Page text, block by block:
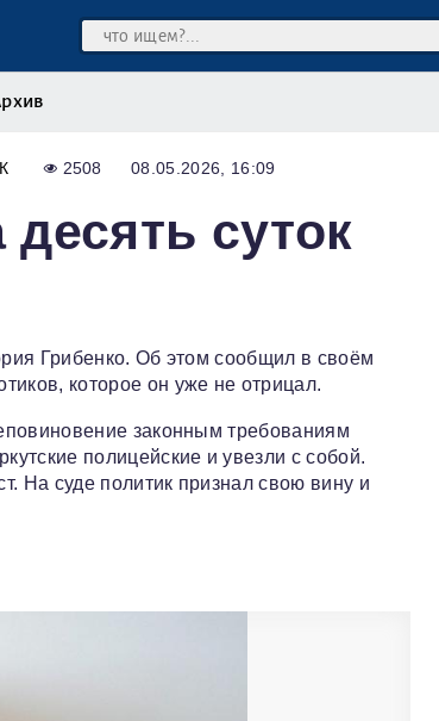
2508 08.05.2026, 16:09
суток
Грибенко. Об этом сообщил в своём
которое он уже не отрицал.
законным требованиям
полицейские и увезли с собой.
На суде политик признал свою вину и